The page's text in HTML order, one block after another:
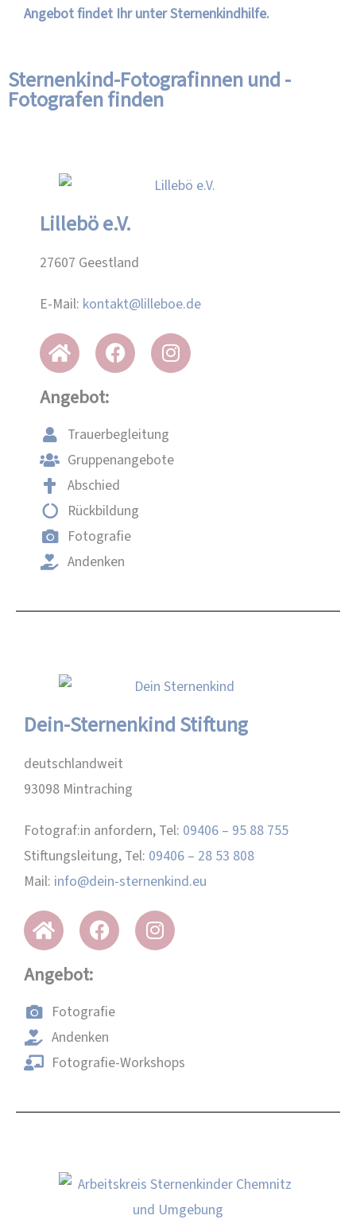
Angebot findet Ihr unterSternenkindhilfe.
Sternenkind-Fotografinnen und -
Fotografen finden
Lillebö e.V.
27607 Geestland
E-Mail: kontakt@lilleboe.de
Angebot:
Trauerbegleitung
Gruppenangebote
Abschied
Rückbildung
Fotografie
Andenken
Dein-Sternenkind Stiftung
deutschlandweit
93098 Mintraching
Fotograf:in anfordern, Tel: 09406 – 95 88 755
Stiftungsleitung, Tel: 09406 – 28 53 808
Mail: info@dein-sternenkind.eu
Angebot:
Fotografie
Andenken
Fotografie-Workshops